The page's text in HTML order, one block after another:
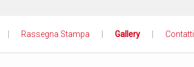
Rassegna Stampa Gallery Contatti